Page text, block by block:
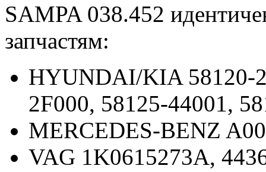
SAMPA 038.452
запчастям:
HYUNDAI/KIA 58120-
2F000, 58125-44001,
MERCEDES-BENZ
VAG 1K0615273A,